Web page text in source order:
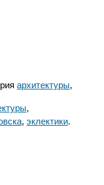
архитектуры,
,
, эклектики.